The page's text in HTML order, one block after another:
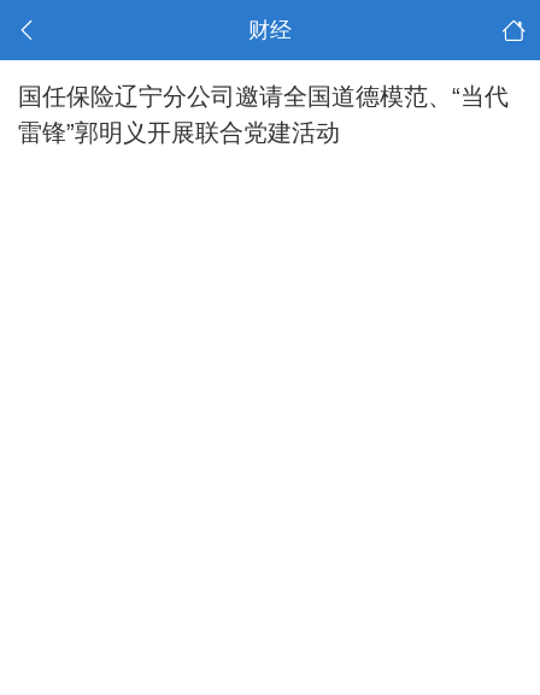
财经
国任保险辽宁分公司邀请全国道德模范、“当代
雷锋”郭明义开展联合党建活动